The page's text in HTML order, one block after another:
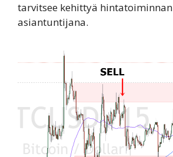
tarvitsee kehittyä hintatoiminnan
asiantuntijana.